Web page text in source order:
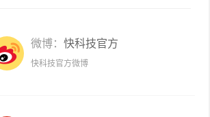
微博： 快科技官方
快科技官方微博